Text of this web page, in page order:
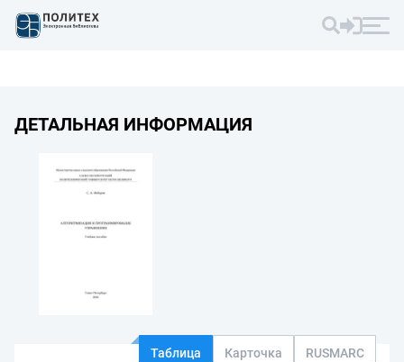
ДЕТАЛЬНАЯ ИНФОРМАЦИЯ
Таблица Карточка RUSMARC